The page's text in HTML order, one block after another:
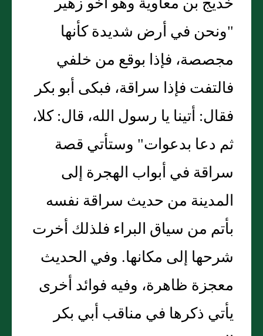
"ونحن في أرض شديدة كأنها
مجصصة، فإذا بوقع من خلفي
فالتفت فإذا سراقة، فبكى أبو بكر
فقال: أتينا يا رسول الله، قال: كلا،
ثم دعا بدعوات" وستأتي قصة
سراقة في أبواب الهجرة إلى
المدينة من حديث سراقة نفسه
بأتم من سياق البراء فلذلك أخرت
شرحها إلى مكانها. وفي الحديث
معجزة ظاهرة، وفيه فوائد أخرى
يأتي ذكرها في مناقب أبي بكر